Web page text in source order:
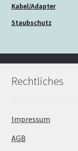
Kabel/Adapter
Staubschutz
Rechtliches
Impressum
AGB